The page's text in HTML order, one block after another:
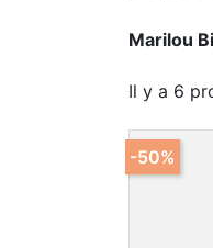
Marilou
Il y a 6
-50%